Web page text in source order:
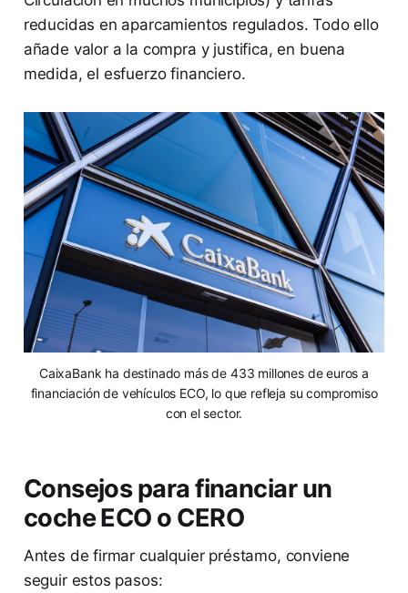
reducidas en aparcamientos regulados. Todo ello
añade valor a la compra y justifica, en buena
medida, el esfuerzo financiero.
CaixaBank ha destinado más de 433 millones de euros a
financiación de vehículos ECO, lo que refleja su compromiso
con el sector.
Consejos para financiar un
coche ECO o CERO
Antes de firmar cualquier préstamo, conviene
seguir estos pasos: